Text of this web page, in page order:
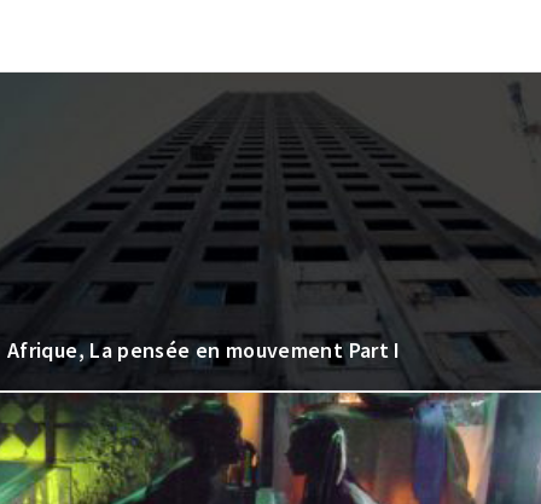
Afrique, La pensée en mouvement Part I